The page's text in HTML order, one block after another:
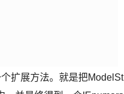
扩展方法。就是把ModelSt